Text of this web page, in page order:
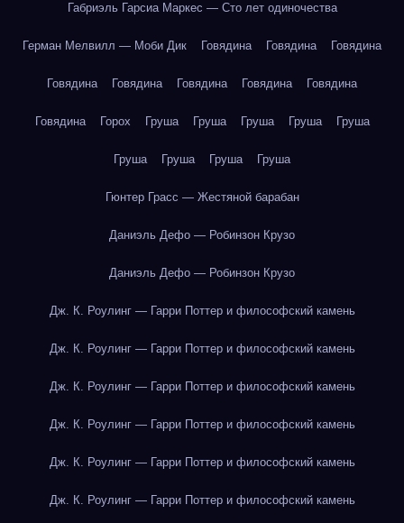
Габриэль Гарсиа Маркес — Сто лет одиночества
Герман Мелвилл — Моби Дик Говядина Говядина Говядина
Говядина Говядина Говядина Говядина Говядина
Говядина Горох Груша Груша Груша Груша Груша
Груша Груша Груша Груша
Гюнтер Грасс — Жестяной барабан
Даниэль Дефо — Робинзон Крузо
Даниэль Дефо — Робинзон Крузо
Дж. К. Роулинг — Гарри Поттер и философский камень
Дж. К. Роулинг — Гарри Поттер и философский камень
Дж. К. Роулинг — Гарри Поттер и философский камень
Дж. К. Роулинг — Гарри Поттер и философский камень
Дж. К. Роулинг — Гарри Поттер и философский камень
Дж. К. Роулинг — Гарри Поттер и философский камень